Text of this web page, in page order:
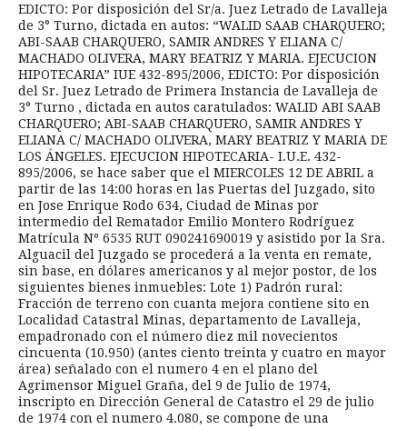
EDICTO: Por disposición del Sr/a. Juez Letrado de Lavalleja
de 3° Turno, dictada en autos: “WALID SAAB CHARQUERO;
ABI-SAAB CHARQUERO, SAMIR ANDRES Y ELIANA C/
MACHADO OLIVERA, MARY BEATRIZ Y MARIA. EJECUCION
HIPOTECARIA” IUE 432-895/2006, EDICTO: Por disposición
del Sr. Juez Letrado de Primera Instancia de Lavalleja de
3° Turno , dictada en autos caratulados: WALID ABI SAAB
CHARQUERO; ABI-SAAB CHARQUERO, SAMIR ANDRES Y
ELIANA C/ MACHADO OLIVERA, MARY BEATRIZ Y MARIA DE
LOS ÁNGELES. EJECUCION HIPOTECARIA- I.U.E. 432-
895/2006, se hace saber que el MIERCOLES 12 DE ABRIL a
partir de las 14:00 horas en las Puertas del Juzgado, sito
en Jose Enrique Rodo 634, Ciudad de Minas por
intermedio del Rematador Emilio Montero Rodríguez
Matrícula Nº 6535 RUT 090241690019 y asistido por la Sra.
Alguacil del Juzgado se procederá a la venta en remate,
sin base, en dólares americanos y al mejor postor, de los
siguientes bienes inmuebles: Lote 1) Padrón rural:
Fracción de terreno con cuanta mejora contiene sito en
Localidad Catastral Minas, departamento de Lavalleja,
empadronado con el número diez mil novecientos
cincuenta (10.950) (antes ciento treinta y cuatro en mayor
área) señalado con el numero 4 en el plano del
Agrimensor Miguel Graña, del 9 de Julio de 1974,
inscripto en Dirección General de Catastro el 29 de julio
de 1974 con el numero 4.080, se compone de una